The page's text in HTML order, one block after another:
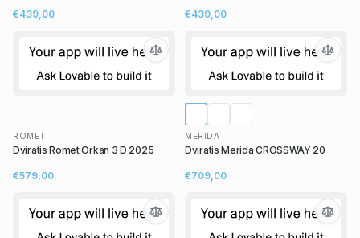
€439,00 €439,00
ROMET
Dviratis Romet Orkan 3 D 2025
€579,00
MERIDA
Dviratis Merida CROSSWAY 20
€709,00